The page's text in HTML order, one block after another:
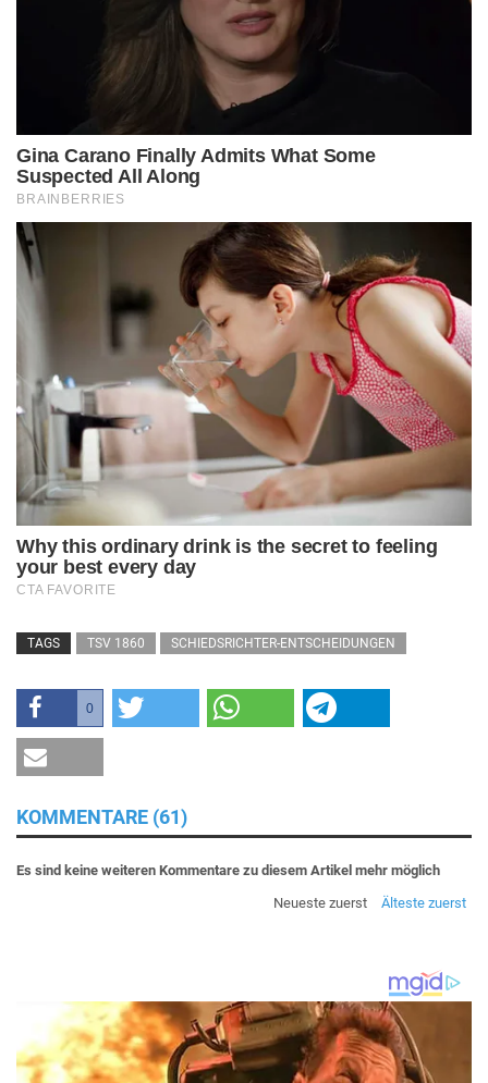
TAGS TSV 1860 SCHIEDSRICHTER-ENTSCHEIDUNGEN
0
KOMMENTARE (61)
Es sind keine weiteren Kommentare zu diesem Artikel mehr möglich
Neueste zuerst
Älteste zuerst